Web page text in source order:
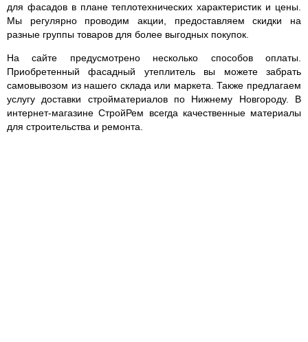
для фасадов в плане теплотехнических характеристик и цены.
Мы регулярно проводим акции, предоставляем скидки на
разные группы товаров для более выгодных покупок.
На сайте предусмотрено несколько способов оплаты.
Приобретенный фасадный утеплитель вы можете забрать
самовывозом из нашего склада или маркета. Также предлагаем
услугу доставки стройматериалов по Нижнему Новгороду. В
интернет-магазине СтройРем всегда качественные материалы
для строительства и ремонта.